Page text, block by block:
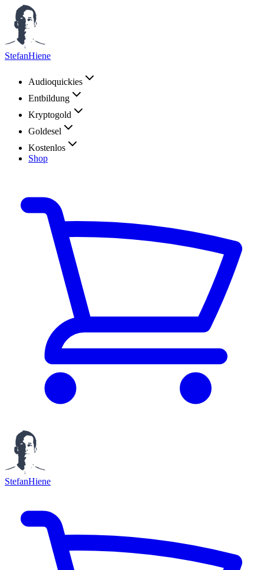
StefanHiene
Audioquickies
Entbildung
Kryptogold
Goldesel
Kostenlos
Shop
StefanHiene